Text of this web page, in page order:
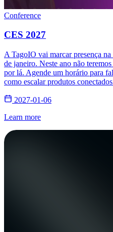
Conference
CES 2027
A TagoIO vai marcar presença
de janeiro. Neste ano não
por lá. Agende um horário para
como escalar produtos
2027-01-06
Learn more